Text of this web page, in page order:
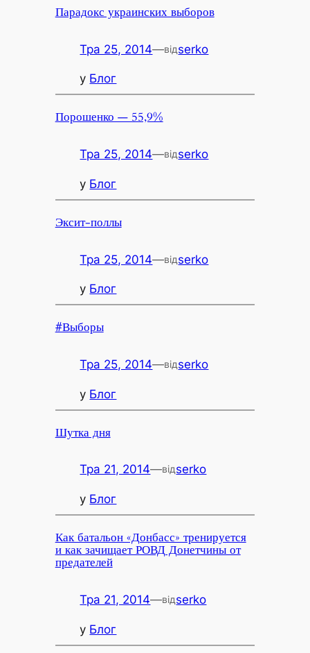
Парадокс украинских выборов
Тра 25, 2014—відserko
у Блог
Порошенко — 55,9%
Тра 25, 2014—відserko
у Блог
Эксит-поллы
Тра 25, 2014—відserko
у Блог
#Выборы
Тра 25, 2014—відserko
у Блог
Шутка дня
Тра 21, 2014—відserko
у Блог
Как батальон «Донбасс» тренируется
и как зачищает РОВД Донетчины от
предателей
Тра 21, 2014—відserko
у Блог